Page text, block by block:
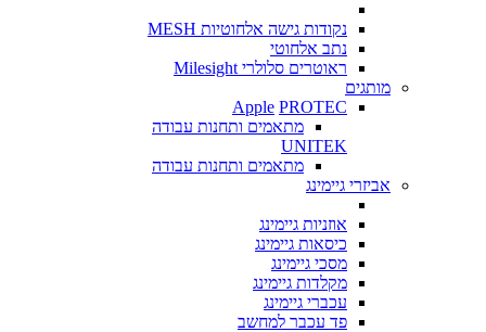
נקודות גישה אלחוטיות MESH
נתב אלחוטי
ראוטרים סלולרי Milesight
מותגים
Apple PROTEC
מתאמים ותחנות עבודה
UNITEK
מתאמים ותחנות עבודה
אביזרי גיימינג
אוזניות גיימינג
כיסאות גיימינג
מסכי גיימינג
מקלדות גיימינג
עכברי גיימינג
פד עכבר למחשב